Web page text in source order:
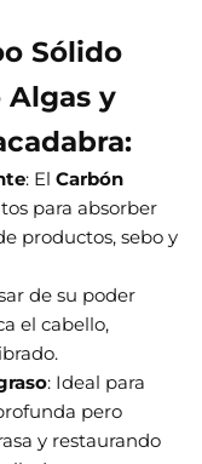
Sólido
Algas y
: El Carbón
para absorber
productos, sebo y
de su poder
el cabello,
: Ideal para
pero
y restaurando